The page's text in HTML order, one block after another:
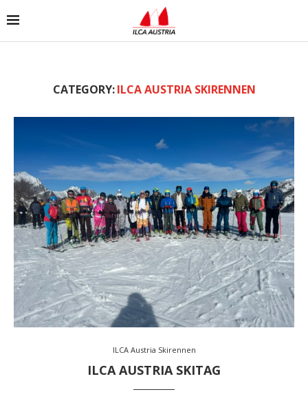
CATEGORY: ILCA AUSTRIA SKIRENNEN
ILCA Austria Skirennen
ILCA AUSTRIA SKITAG